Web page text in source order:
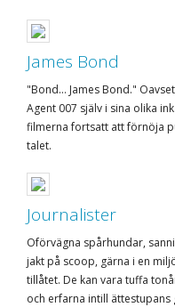
James Bond
"Bond... James Bond."
Agent 007 själv i sina olika
filmerna fortsatt att förnöja
talet.
Journalister
Oförvägna spårhundar,
jakt på scoop, gärna i en
tillåtet. De kan vara tuffa
och erfarna intill